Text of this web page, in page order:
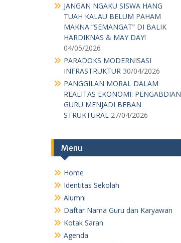
JANGAN NGAKU SISWA HANG
TUAH KALAU BELUM PAHAM
MAKNA “SEMANGAT” DI BALIK
HARDIKNAS & MAY DAY!
04/05/2026
PARADOKS MODERNISASI
INFRASTRUKTUR 30/04/2026
PANGGILAN MORAL DALAM
REALITAS EKONOMI: PENGABDIAN
GURU MENJADI BEBAN
STRUKTURAL 27/04/2026
Menu
Home
Identitas Sekolah
Alumni
Daftar Nama Guru dan Karyawan
Kotak Saran
Agenda